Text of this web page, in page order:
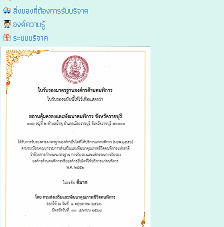
สิ่งของที่ต้องการรับบริจาค
องค์ความรู้
ระบบบริจาค